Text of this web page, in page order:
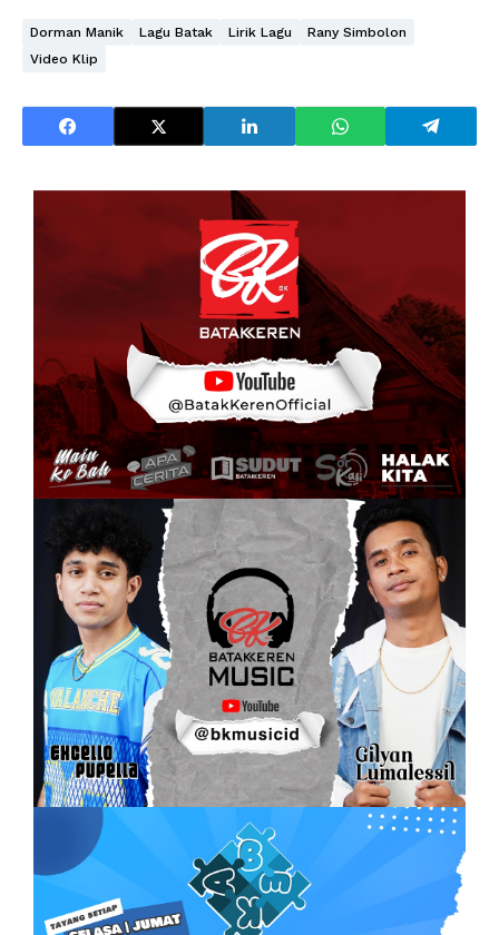
Dorman Manik Lagu Batak Lirik Lagu
Rany Simbolon
Video Klip